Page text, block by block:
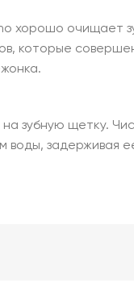
хорошо
которые
зубную щетку.
воды, задерживая